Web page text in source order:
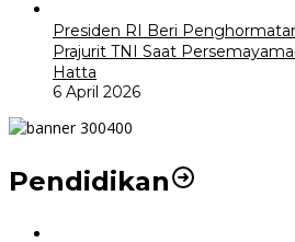
Presiden RI Beri
Prajurit TNI Saat
Hatta
6 April 2026
Pendidikan